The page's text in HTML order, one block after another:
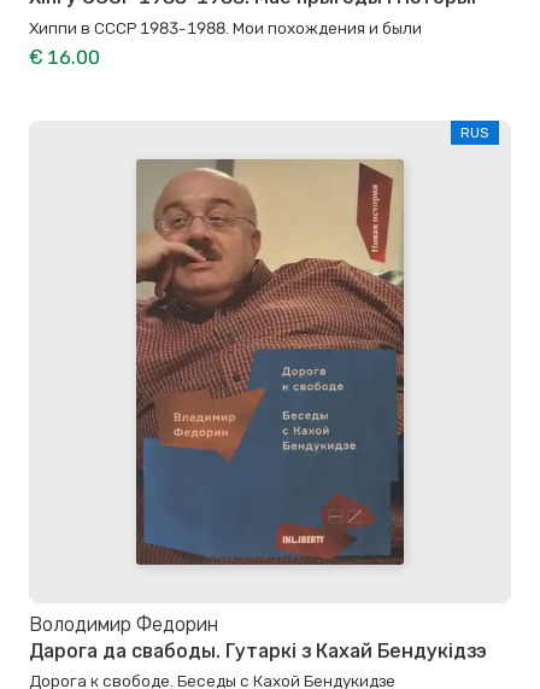
Хиппи в СССР 1983-1988. Мои похождения и были
€ 16.00
RUS
Володимир Федорин
Дарога да свабоды. Гутаркі з Кахай Бендукідзэ
Дорога к свободе. Беседы с Кахой Бендукидзе